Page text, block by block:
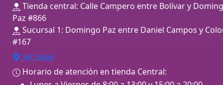
Tienda central: Calle Campero entre Bolívar y
Paz #866
Sucursal 1: Domingo Paz entre Daniel Campos y
#167
Ver mapa
Horario de atención en tienda Central: